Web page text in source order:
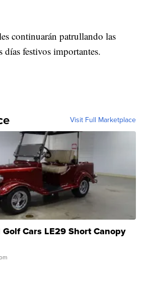
continuarán patrullando las
días festivos importantes.
Visit Full Marketplace
Cars LE29 Short Canopy